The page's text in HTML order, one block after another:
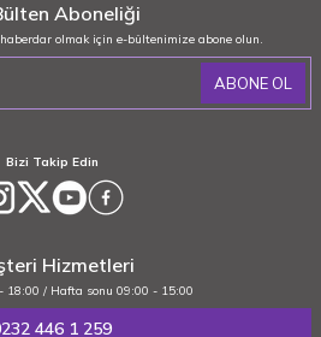
Aboneliği
olmak için e-bültenimize abone olun.
ABONE OL
Bizi Takip Edin
Hizmetleri
18:00 / Hafta sonu 09:00 - 15:00
446 1 259